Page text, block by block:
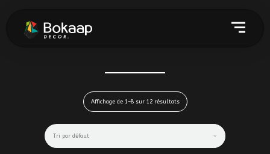
Affichage de 1–8 sur 12 résultats